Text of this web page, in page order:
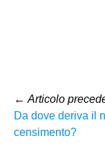
← Articolo
Da dove deriva il
censimento?